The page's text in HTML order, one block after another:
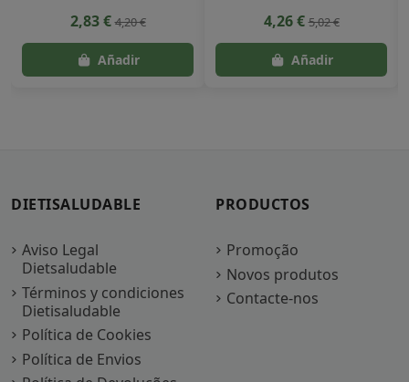
2,83 €4,20 € 4,26 €5,02 €
DIETISALUDABLE
Aviso Legal
Dietsaludable
Términos y condiciones
Dietisaludable
Política de Cookies
Política de Envios
PRODUCTOS
Promoção
Novos produtos
Contacte-nos